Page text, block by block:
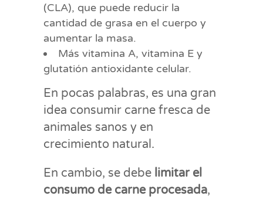
(CLA), que puede reducir la
cantidad de grasa en el cuerpo y
aumentar la masa.
Más vitamina A, vitamina E y
glutatión antioxidante celular.
En pocas palabras, es una gran
idea consumir carne fresca de
animales sanos y en
crecimiento natural.
En cambio, se debe limitar el
consumo de carne procesada,